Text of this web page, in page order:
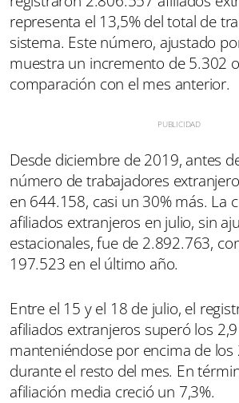
representa el 13,5% del total de
sistema. Este número, ajustado
muestra un incremento de 5.302
comparación con el mes anterior.
Desde diciembre de 2019, antes
número de trabajadores
en 644.158, casi un 30% más. La
afiliados extranjeros en julio, sin
estacionales, fue de 2.892.763,
197.523 en el último año.
Entre el 15 y el 18 de julio, el
afiliados extranjeros superó los
manteniéndose por encima de los
durante el resto del mes. En
afiliación media creció un 7,3%.